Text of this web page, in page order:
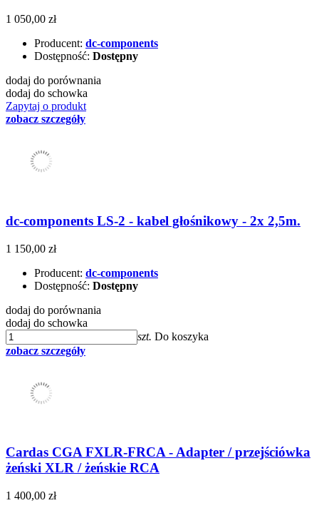
1 050,00 zł
Producent: dc-components
Dostępność: Dostępny
dodaj do porównania
dodaj do schowka
Zapytaj o produkt
zobacz szczegóły
dc-components LS-2 - kabel głośnikowy - 2x 2,5m.
1 150,00 zł
Producent: dc-components
Dostępność: Dostępny
dodaj do porównania
dodaj do schowka
szt. Do koszyka
zobacz szczegóły
Cardas CGA FXLR-FRCA - Adapter / przejściówka
żeński XLR / żeńskie RCA
1 400,00 zł